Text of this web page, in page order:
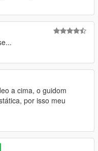
a cima, o guidom
por isso meu